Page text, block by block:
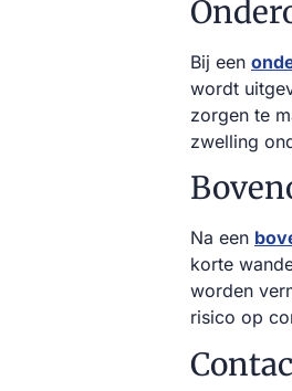
Bij een
wordt
zorgen te
zwelling
Na een
korte
worden
risico op